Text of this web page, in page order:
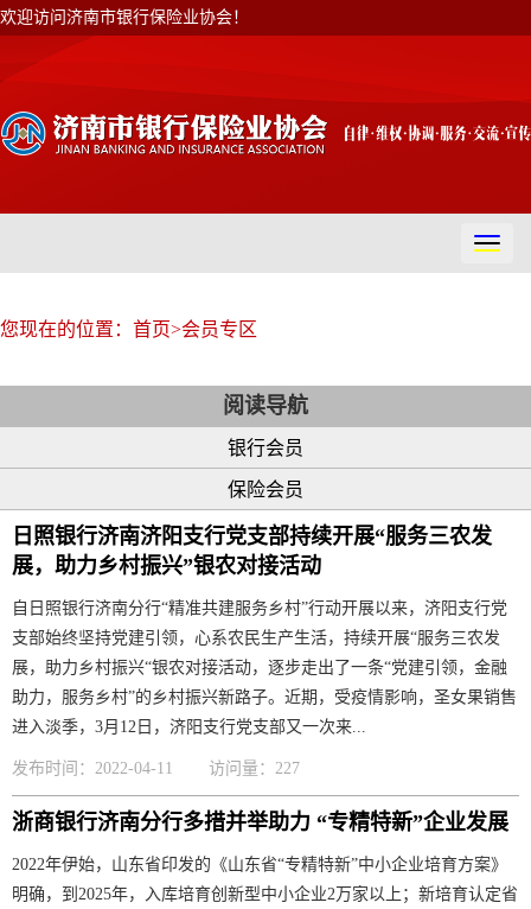
欢迎访问济南市银行保险业协会！
切
换
您现在的位置： 首页>会员专区
阅读导航
银行会员
保险会员
日照银行济南济阳支行党支部持续开展“服务三农发
展，助力乡村振兴”银农对接活动
自日照银行济南分行“精准共建服务乡村”行动开展以来，济阳支行党
支部始终坚持党建引领，心系农民生产生活，持续开展“服务三农发
展，助力乡村振兴“银农对接活动，逐步走出了一条“党建引领，金融
助力，服务乡村”的乡村振兴新路子。近期，受疫情影响，圣女果销售
进入淡季，3月12日，济阳支行党支部又一次来...
发布时间：2022-04-11 访问量：227
浙商银行济南分行多措并举助力 “专精特新”企业发展
2022年伊始，山东省印发的《山东省“专精特新”中小企业培育方案》
明确，到2025年，入库培育创新型中小企业2万家以上；新培育认定省